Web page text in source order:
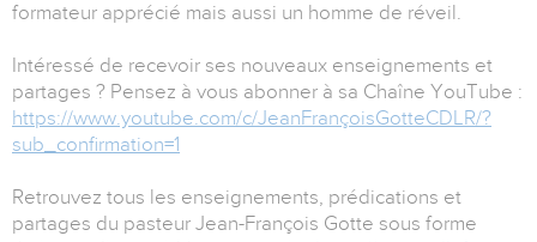
formateur apprécié mais aussi un homme de réveil.
Intéressé de recevoir ses nouveaux enseignements et
partages ? Pensez à vous abonner à sa Chaîne YouTube :
https://www.youtube.com/c/JeanFrançoisGotteCDLR/?
sub_confirmation=1
Retrouvez tous les enseignements, prédications et
partages du pasteur Jean-François Gotte sous forme